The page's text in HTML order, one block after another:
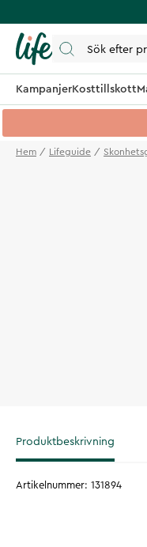
KampanjerKosttillskott
Hem Lifeguide
Produktbeskrivning
Artikelnummer: 131894